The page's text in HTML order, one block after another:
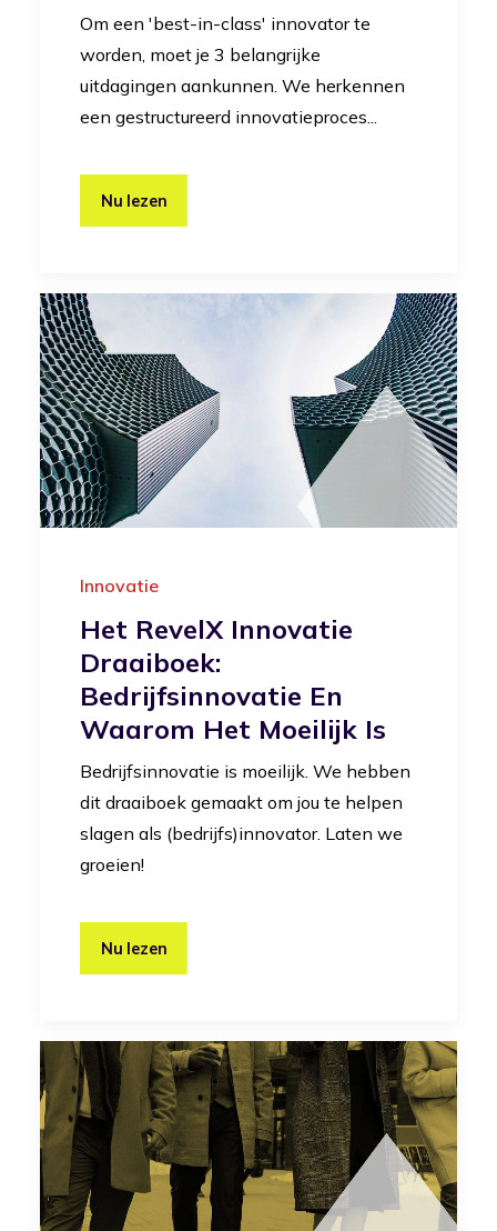
Om een 'best-in-class' innovator te
worden, moet je 3 belangrijke
uitdagingen aankunnen. We herkennen
een gestructureerd innovatieproces...
Nu lezen
Innovatie
Het RevelX Innovatie
Draaiboek:
Bedrijfsinnovatie En
Waarom Het Moeilijk Is
Bedrijfsinnovatie is moeilijk. We hebben
dit draaiboek gemaakt om jou te helpen
slagen als (bedrijfs)innovator. Laten we
groeien!
Nu lezen